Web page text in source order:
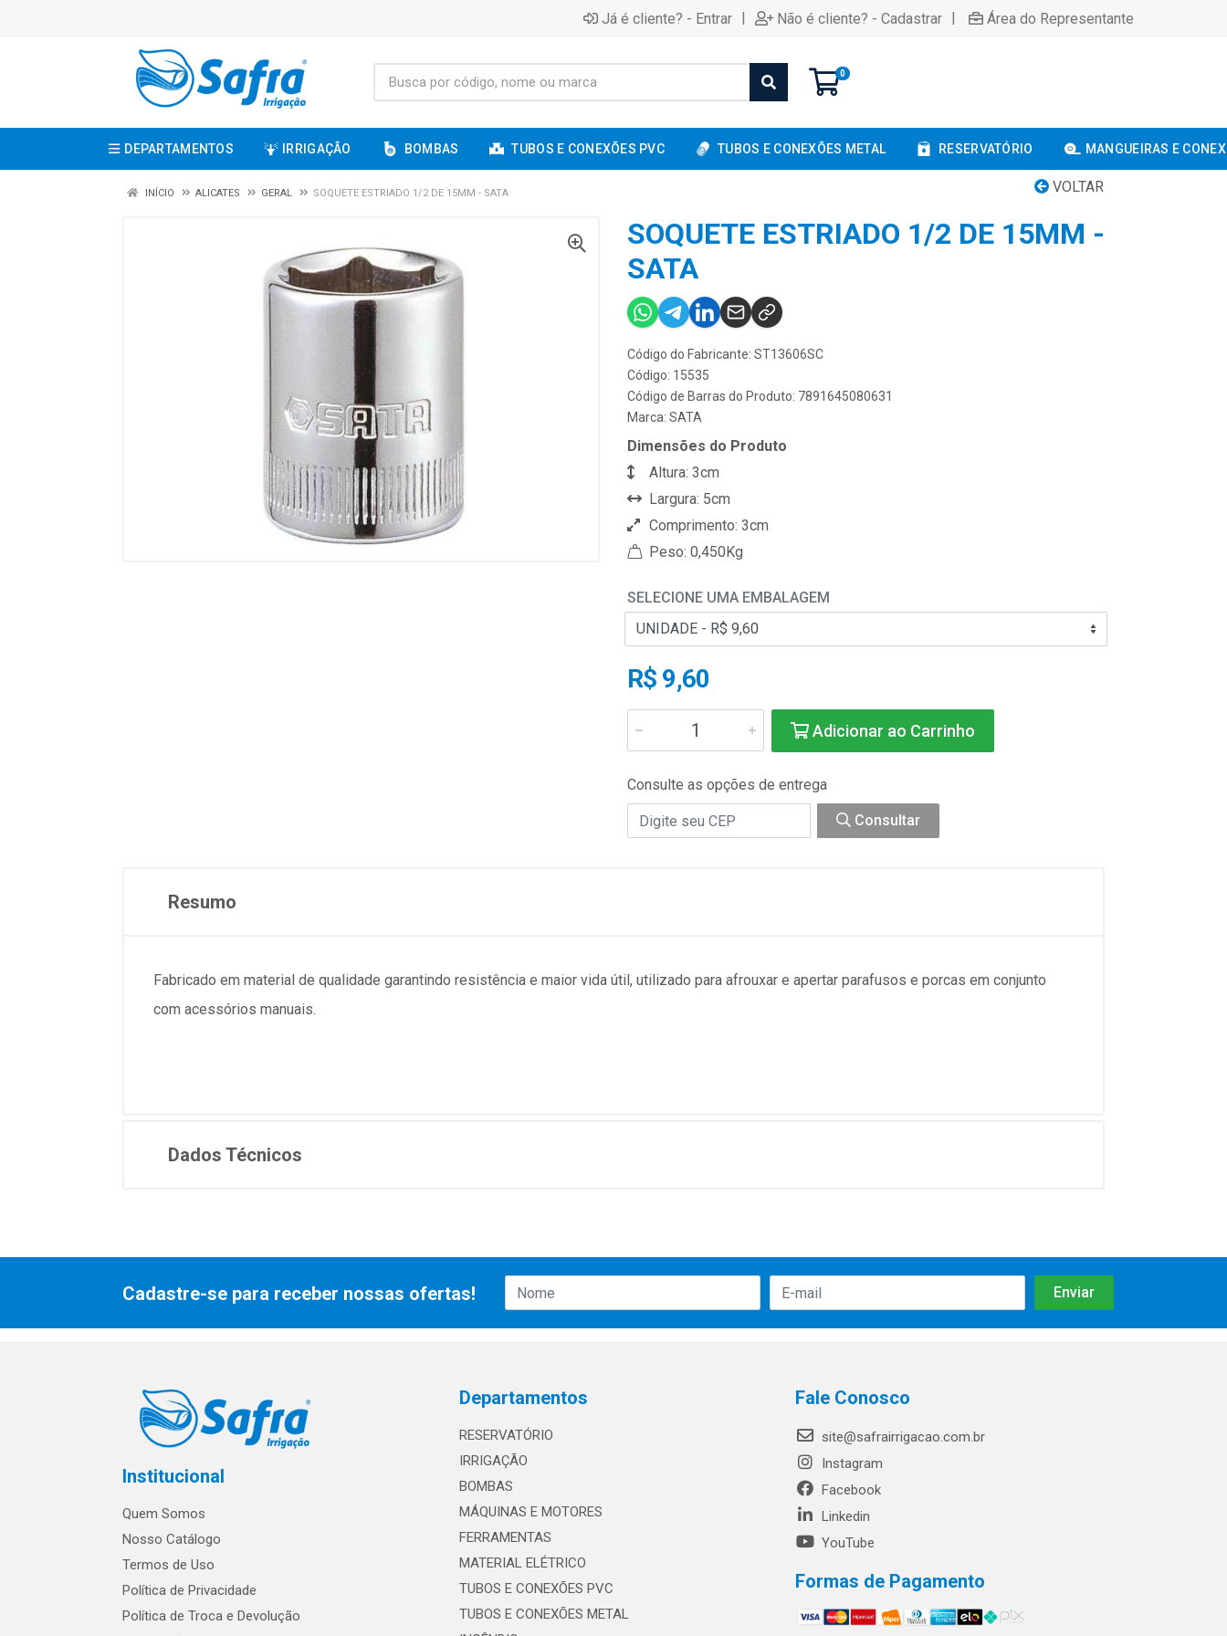
Já é cliente? - Entrar | Não é cliente? - Cadastrar | Área do Representante
0
DEPARTAMENTOS IRRIGAÇÃO BOMBAS TUBOS E CONEXÕES PVC TUBOS E CONEXÕES METAL RESERVATÓRIO MANGUEIRAS E
VOLTAR
INÍCIO ALICATES GERAL SOQUETE ESTRIADO 1/2 DE 15MM - SATA
SOQUETE ESTRIADO 1/2 DE 15MM -
SATA
Código do Fabricante: ST13606SC
Código: 15535
Código de Barras do Produto: 7891645080631
Marca: SATA
Dimensões do Produto
Altura: 3cm
Largura: 5cm
Comprimento: 3cm
Peso: 0,450Kg
SELECIONE UMA EMBALAGEM
R$ 9,60
Adicionar ao Carrinho
Consulte as opções de entrega
Consultar
Resumo
Fabricado em material de qualidade garantindo resistência e maior vida útil, utilizado para afrouxar e apertar parafusos e porcas em conjunto
com acessórios manuais.
Dados Técnicos
Cadastre-se para receber nossas ofertas!
Institucional
Quem Somos
Nosso Catálogo
Termos de Uso
Política de Privacidade
Política de Troca e Devolução
Departamentos
RESERVATÓRIO
IRRIGAÇÃO
BOMBAS
MÁQUINAS E MOTORES
FERRAMENTAS
MATERIAL ELÉTRICO
TUBOS E CONEXÕES PVC
TUBOS E CONEXÕES METAL
Fale Conosco
site@safrairrigacao.com.br
Instagram
Facebook
Linkedin
YouTube
Formas de Pagamento